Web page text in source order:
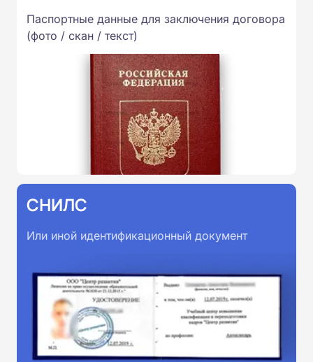
Паспортные данные для заключения договора
(фото / скан / текст)
СНИЛС
Или иной идентификационный документ